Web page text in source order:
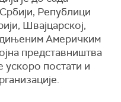
Републици
Швајцарској,
Америчким
представништва
ускоро постати и